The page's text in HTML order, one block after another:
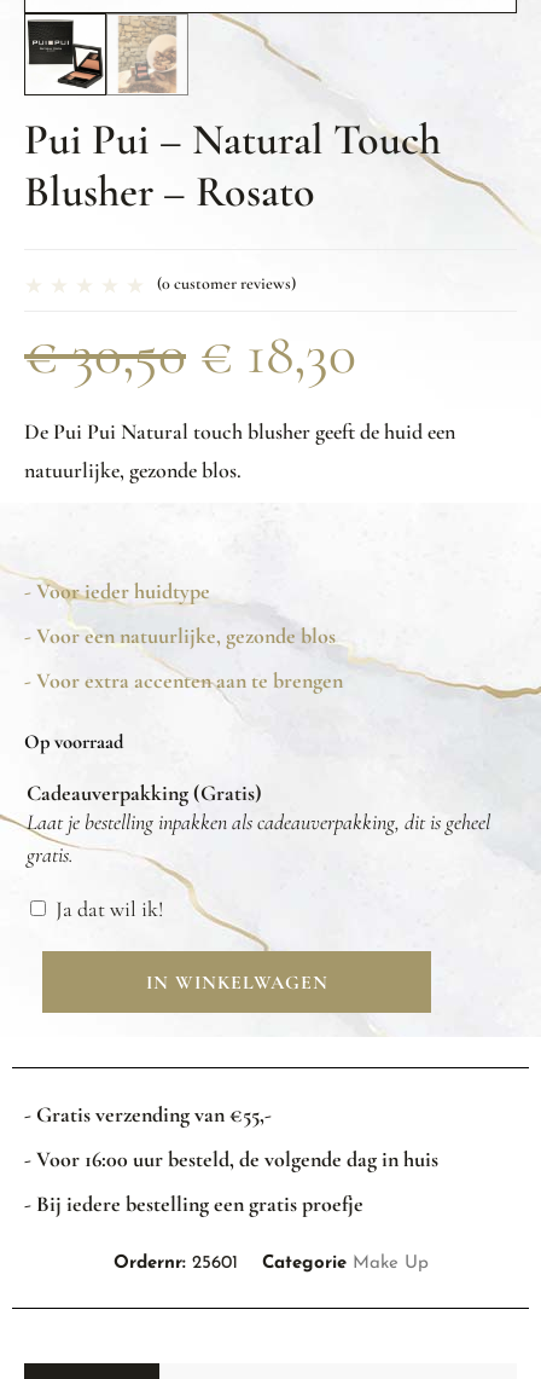
Pui Pui – Natural Touch
Blusher – Rosato
(0customer reviews)
€30,50 € 18,30
De Pui Pui Natural touch blusher geeft de huid een
natuurlijke, gezonde blos.
- Voor ieder huidtype
- Voor een natuurlijke, gezonde blos
- Voor extra accenten aan te brengen
Op voorraad
Cadeauverpakking (Gratis)
Laat je bestelling inpakken als cadeauverpakking, dit is geheel
gratis.
Ja dat wil ik!
IN WINKELWAGEN
- Gratis verzending van €55,-
- Voor 16:00 uur besteld, de volgende dag in huis
- Bij iedere bestelling een gratis proefje
Ordernr: 25601 Categorie Make Up